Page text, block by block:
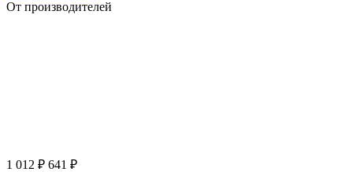
От производителей
1 012 ₽ 641 ₽